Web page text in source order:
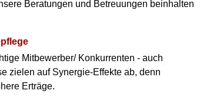
Beratungen und Betreuungen beinhalten
Mitbewerber/ Konkurrenten - auch
zielen auf Synergie-Effekte ab, denn
Erträge.